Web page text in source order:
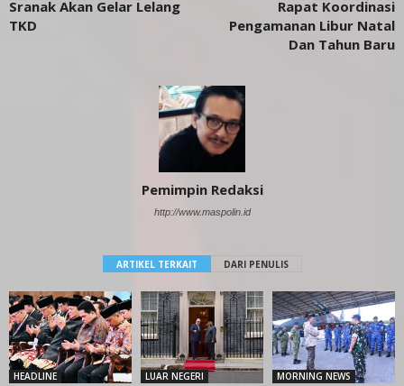
Sranak Akan Gelar Lelang
TKD
Rapat Koordinasi
Pengamanan Libur Natal
Dan Tahun Baru
Pemimpin Redaksi
http://www.maspolin.id
ARTIKEL TERKAIT DARI PENULIS
HEADLINE LUAR NEGERI MORNING NEWS